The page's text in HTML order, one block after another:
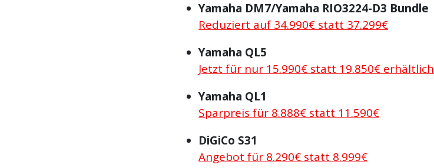
Yamaha DM7/Yamaha RIO3224-D3 Bundle
Reduziert auf 34.990€ statt 37.299€
Yamaha QL5
Jetzt für nur 15.990€ statt 19.850€ erhältlich
Yamaha QL1
Sparpreis für 8.888€ statt 11.590€
DiGiCo S31
Angebot für 8.290€ statt 8.999€